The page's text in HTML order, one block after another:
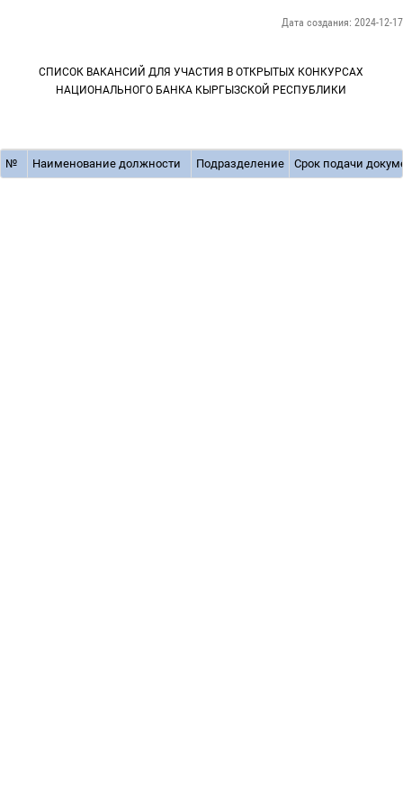
Дата создания: 2024-12-17
СПИСОК ВАКАНСИЙ ДЛЯ УЧАСТИЯ В ОТКРЫТЫХ КОНКУРСАХ
НАЦИОНАЛЬНОГО БАНКА КЫРГЫЗСКОЙ РЕСПУБЛИКИ
№ Наименование должности Подразделение Срок подачи